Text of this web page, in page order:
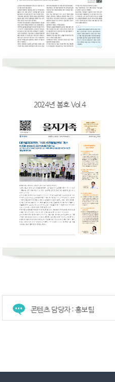
2024년 봄호 Vol.4
콘텐츠 담당자 : 홍보팀